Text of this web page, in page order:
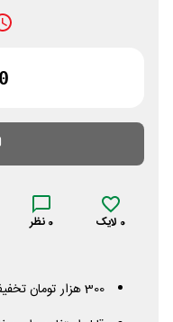
0 لایک 0 نظر
300 هزار تومان تخفیف غیراول چرم مشهد همه کالاها